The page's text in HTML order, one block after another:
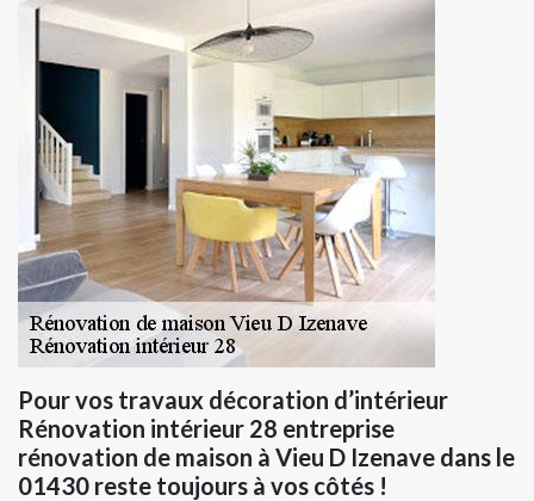
Pour vos travaux décoration d’intérieur
Rénovation intérieur 28 entreprise
rénovation de maison à Vieu D Izenave dans le
01430 reste toujours à vos côtés !